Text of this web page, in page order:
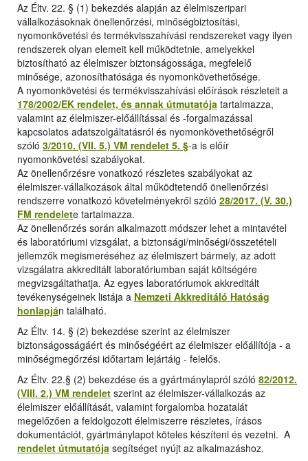
Az Éltv. 22. § (1) bekezdés alapján az élelmiszeripari
vállalkozásoknak önellenőrzési, minőségbiztosítási,
nyomonkövetési és termékvisszahívási rendszereket vagy ilyen
rendszerek olyan elemeit kell működtetnie, amelyekkel
biztosítható az élelmiszer biztonságossága, megfelelő
minősége, azonosíthatósága és nyomonkövethetősége.
A nyomonkövetési és termékvisszahívási előírások részleteit a
178/2002/EK rendelet, és annak útmutatója tartalmazza,
valamint az élelmiszer-előállítással és -forgalmazással
kapcsolatos adatszolgáltatásról és nyomonkövethetőségről
szóló 3/2010. (VII. 5.) VM rendelet 5. §-a is előír
nyomonkövetési szabályokat.
Az önellenőrzésre vonatkozó részletes szabályokat az
élelmiszer-vállalkozások által működtetendő önellenőrzési
rendszerre vonatkozó követelményekről szóló 28/2017. (V. 30.)
FM rendelete tartalmazza.
Az önellenőrzés során alkalmazott módszer lehet a mintavétel
és laboratóriumi vizsgálat, a biztonsági/minőségi/összetételi
jellemzők megismeréséhez az élelmiszert bármely, az adott
vizsgálatra akkreditált laboratóriumban saját költségére
megvizsgáltathatja. Az egyes laboratóriumok akkreditált
tevékenységeinek listája a Nemzeti Akkreditáló Hatóság
honlapján található.
Az Éltv. 14. § (2) bekezdése szerint az élelmiszer
biztonságosságáért és minőségéért az élelmiszer előállítója - a
minőségmegőrzési időtartam lejártáig - felelős.
Az Éltv. 22.§ (2) bekezdése és a gyártmánylapról szóló 82/2012.
(VIII. 2.) VM rendelet szerint az élelmiszer-vállalkozás az
élelmiszer előállítását, valamint forgalomba hozatalát
megelőzően a feldolgozott élelmiszerre részletes, írásos
dokumentációt, gyártmánylapot köteles készíteni és vezetni. A
rendelet útmutatója segítséget nyújt az alkalmazáshoz.